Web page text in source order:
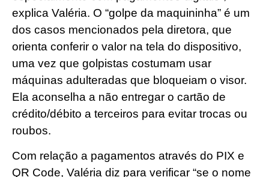
explica Valéria. O “golpe da maquininha” é um
dos casos mencionados pela diretora, que
orienta conferir o valor na tela do dispositivo,
uma vez que golpistas costumam usar
máquinas adulteradas que bloqueiam o visor.
Ela aconselha a não entregar o cartão de
crédito/débito a terceiros para evitar trocas ou
roubos.
Com relação a pagamentos através do PIX e
QR Code, Valéria diz para verificar “se o nome